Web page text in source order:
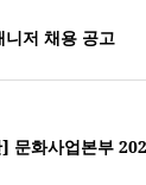
니저 채용 공고
문화사업본부